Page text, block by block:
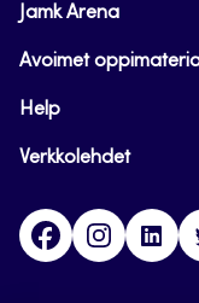
Jamk Arena
Avoimet
Help
Verkkolehdet
Facebook